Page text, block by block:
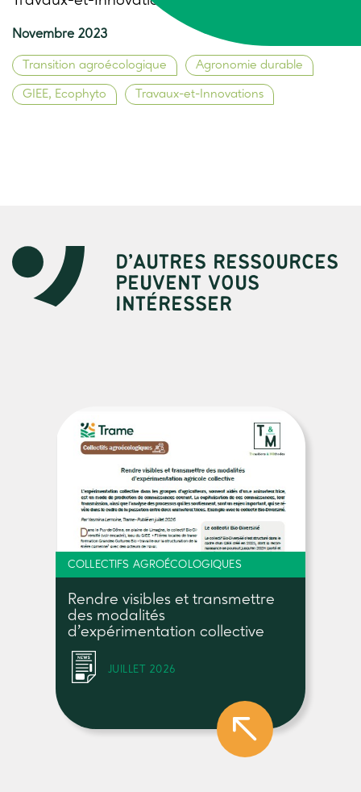
Novembre 2023
Transition agroécologique Agronomie durable
GIEE, Ecophyto Travaux-et-Innovations
D’AUTRES RESSOURCES
PEUVENT VOUS
INTÉRESSER
COLLECTIFS AGROÉCOLOGIQUES
Rendre visibles et transmettre
des modalités
d’expérimentation collective
JUILLET 2026